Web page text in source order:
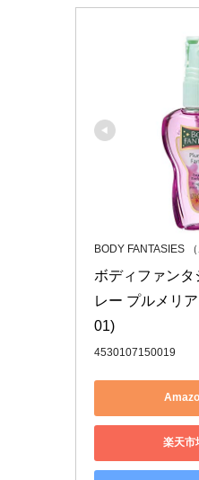
BODY FANTASIES
ボディファン
レー プルメリ
01)
4530107150019
楽天市